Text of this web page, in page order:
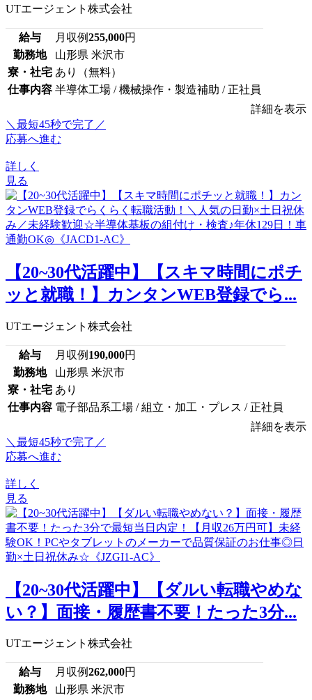
UTエージェント株式会社
給与 月収例255,000円
勤務地
山形県 米沢市
寮・社宅 あり（無料）
仕事内容 半導体工場 / 機械操作・製造補助 / 正社員
詳細を表示
＼最短45秒で完了／
応募へ進む
詳しく
見る
【20~30代活躍中】【スキマ時間にポチ
ッと就職！】カンタンWEB登録でら...
UTエージェント株式会社
給与 月収例 190,000円
勤務地
山形県 米沢市
寮・社宅 あり
仕事内容 電子部品系工場 / 組立・加工・プレス / 正社員
詳細を表示
＼最短45秒で完了／
応募へ進む
詳しく
見る
【20~30代活躍中】【ダルい転職やめな
い？】面接・履歴書不要！たった3分...
UTエージェント株式会社
給与 月収例262,000円
勤務地
山形県 米沢市